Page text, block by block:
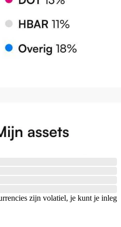
zijn volatiel, je kunt je inleg